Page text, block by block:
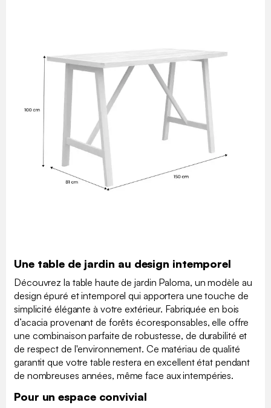
Une table de jardin au design intemporel
Découvrez la table haute de jardin Paloma, un modèle au
design épuré et intemporel qui apportera une touche de
simplicité élégante à votre extérieur. Fabriquée en bois
d’acacia provenant de forêts écoresponsables, elle offre
une combinaison parfaite de robustesse, de durabilité et
de respect de l'environnement. Ce matériau de qualité
garantit que votre table restera en excellent état pendant
de nombreuses années, même face aux intempéries.
Pour un espace convivial